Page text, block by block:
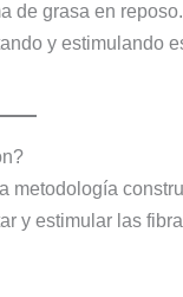
de grasa en reposo.
y estimulando
metodología
y estimular las